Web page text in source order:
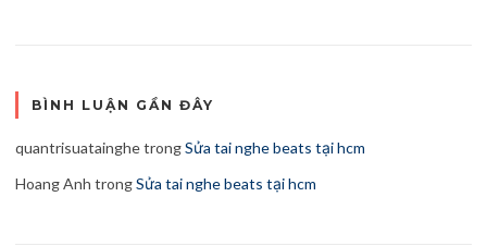
BÌNH LUẬN GẦN ĐÂY
quantrisuatainghetrongSửa tai nghe beats tại hcm
Hoang Anh trongSửa tai nghe beats tại hcm